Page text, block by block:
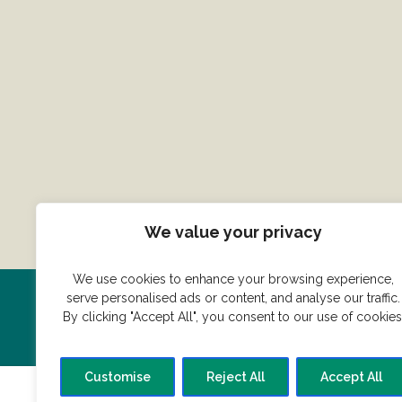
We value your privacy
We use cookies to enhance your browsing experience,
serve personalised ads or content, and analyse our traffic.
By clicking "Accept All", you consent to our use of
Customise Reject All Accept All
Har du en konge ret du vil